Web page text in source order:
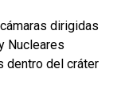
dirigidas
Nucleares
dentro del cráter